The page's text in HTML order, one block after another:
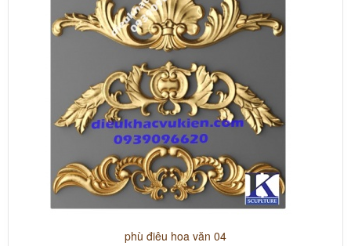
phù điêu hoa văn 04